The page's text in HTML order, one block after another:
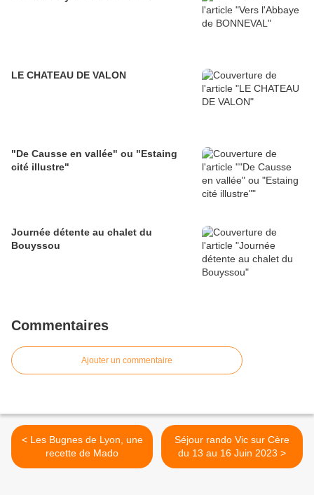
LE CHATEAU DE VALON
"De Causse en vallée" ou "Estaing
cité illustre"
Journée détente au chalet du
Bouyssou
Commentaires
Ajouter un commentaire
< Les Bugnes de Lyon, une
recette de Mado
Séjour rando Vic sur Cère
du 13 au 16 Juin 2023 >